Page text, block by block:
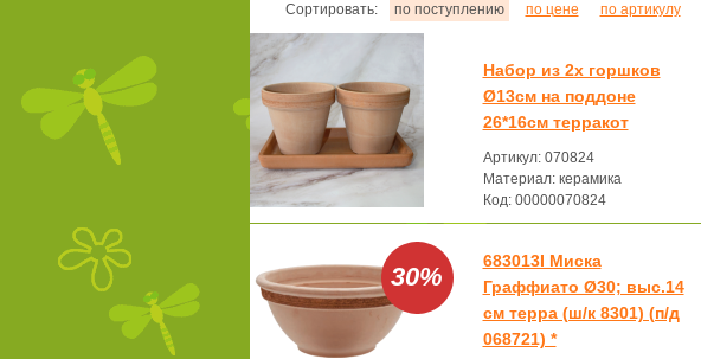
Сортировать: по поступлению по цене по артикулу
Набор из 2х горшков
Ø13см на поддоне
26*16см терракот
Артикул: 070824
Материал: керамика
Код: 00000070824
30%
683013I Миска
Граффиато Ø30; выс.14
см терра (ш/к 8301) (п/д
068721) *